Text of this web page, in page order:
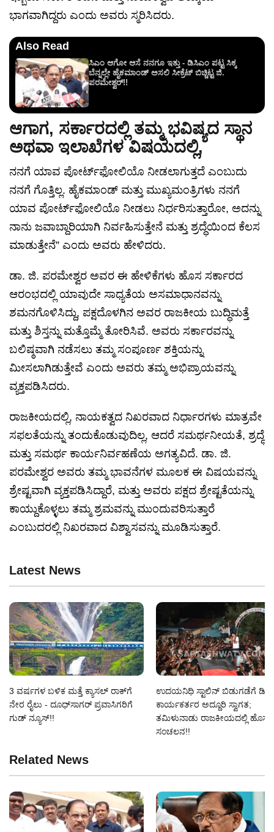
ಭಾಗವಾಗಿದ್ದರು ಎಂದು ಅವರು ಸ್ಮರಿಸಿದರು.
Also Read
ಸಿಎಂ ಆಗೋ ಆಸೆ ನನಗೂ ಇತ್ತು - ಡಿಸಿಎಂ ಪಟ್ಟ ಸಿಕ್ಕ
ಬೆನ್ನಲ್ಲೇ ಹೈಕಮಾಂಡ್ ಅಸಲಿ ಸೀಕ್ರೆಟ್ ಬಿಚ್ಚಿಟ್ಟ ಜಿ.
ಪರಮೇಶ್ವರ್!!
ಆಗಾಗ, ಸರ್ಕಾರದಲ್ಲಿ ತಮ್ಮ ಭವಿಷ್ಯದ ಸ್ಥಾನ
ಅಥವಾ ಇಲಾಖೆಗಳ ವಿಷಯದಲ್ಲಿ,
ನನಗೆ ಯಾವ ಪೋರ್ಟ್‌ಫೋಲಿಯೊ ನೀಡಲಾಗುತ್ತದೆ ಎಂಬುದು
ನನಗೆ ಗೊತ್ತಿಲ್ಲ. ಹೈಕಮಾಂಡ್ ಮತ್ತು ಮುಖ್ಯಮಂತ್ರಿಗಳು ನನಗೆ
ಯಾವ ಪೋರ್ಟ್‌ಫೋಲಿಯೊ ನೀಡಲು ನಿರ್ಧರಿಸುತ್ತಾರೋ, ಅದನ್ನು
ನಾನು ಜವಾಬ್ದಾರಿಯಾಗಿ ನಿರ್ವಹಿಸುತ್ತೇನೆ ಮತ್ತು ಶ್ರದ್ಧೆಯಿಂದ ಕೆಲಸ
ಮಾಡುತ್ತೇನೆ” ಎಂದು ಅವರು ಹೇಳಿದರು.
ಡಾ. ಜಿ. ಪರಮೇಶ್ವರ ಅವರ ಈ ಹೇಳಿಕೆಗಳು ಹೊಸ ಸರ್ಕಾರದ
ಆರಂಭದಲ್ಲಿ ಯಾವುದೇ ಸಾಧ್ಯತೆಯ ಅಸಮಾಧಾನವನ್ನು
ಶಮನಗೊಳಿಸಿದ್ದು, ಪಕ್ಷದೊಳಗಿನ ಅವರ ರಾಜಕೀಯ ಬುದ್ಧಿಮತ್ತೆ
ಮತ್ತು ಶಿಸ್ತನ್ನು ಮತ್ತೊಮ್ಮೆ ತೋರಿಸಿವೆ. ಅವರು ಸರ್ಕಾರವನ್ನು
ಬಲಿಷ್ಠವಾಗಿ ನಡೆಸಲು ತಮ್ಮ ಸಂಪೂರ್ಣ ಶಕ್ತಿಯನ್ನು
ಮೀಸಲಾಗಿಡುತ್ತೇವೆ ಎಂದು ಅವರು ತಮ್ಮ ಅಭಿಪ್ರಾಯವನ್ನು
ವ್ಯಕ್ತಪಡಿಸಿದರು.
ರಾಜಕೀಯದಲ್ಲಿ, ನಾಯಕತ್ವದ ನಿಖರವಾದ ನಿರ್ಧಾರಗಳು ಮಾತ್ರವೇ
ಸಫಲತೆಯನ್ನು ತಂದುಕೊಡುವುದಿಲ್ಲ, ಆದರೆ ಸಮರ್ಥನೀಯತೆ, ಶ್ರದ್ಧೆ
ಮತ್ತು ಸಮರ್ಥ ಕಾರ್ಯನಿರ್ವಹಣೆಯ ಅಗತ್ಯವಿದೆ. ಡಾ. ಜಿ.
ಪರಮೇಶ್ವರ ಅವರು ತಮ್ಮ ಭಾವನೆಗಳ ಮೂಲಕ ಈ ವಿಷಯವನ್ನು
ಶ್ರೇಷ್ಟವಾಗಿ ವ್ಯಕ್ತಪಡಿಸಿದ್ದಾರೆ, ಮತ್ತು ಅವರು ಪಕ್ಷದ ಶ್ರೇಷ್ಟತೆಯನ್ನು
ಕಾಯ್ದುಕೊಳ್ಳಲು ತಮ್ಮ ಶ್ರಮವನ್ನು ಮುಂದುವರಿಸುತ್ತಾರೆ
ಎಂಬುದರಲ್ಲಿ ನಿಖರವಾದ ವಿಶ್ವಾಸವನ್ನು ಮೂಡಿಸುತ್ತಾರೆ.
Latest News
3 ವರ್ಷಗಳ ಬಳಿಕ ಮತ್ತೆ ಕ್ಯಾಸಲ್ ರಾಕ್‌ಗೆ
ನೇರ ರೈಲು - ದೂಧ್‌ಸಾಗರ್ ಪ್ರವಾಸಿಗರಿಗೆ
ಗುಡ್ ನ್ಯೂಸ್!!
ಉದಯನಿಧಿ ಸ್ಟಾಲಿನ್ ಬಿಡುಗಡೆಗೆ
ಕಾರ್ಯಕರ್ತರ ಅದ್ದೂರಿ ಸ್ವಾಗತ;
ತಮಿಳುನಾಡು ರಾಜಕೀಯದಲ್ಲಿ ಹೊಸ
ಸಂಚಲನ!!
Related News